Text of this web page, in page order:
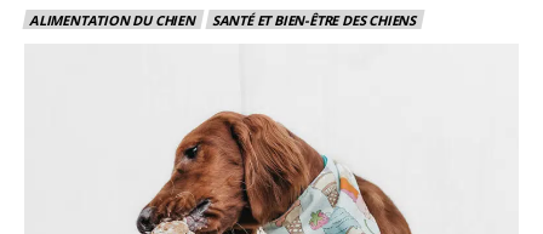
ALIMENTATION DU CHIEN SANTÉ ET BIEN-ÊTRE DES CHIENS